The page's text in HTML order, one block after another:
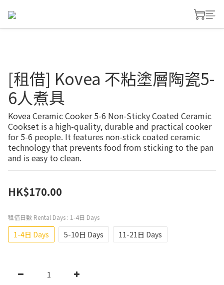
[租借] Kovea 不粘塗層陶瓷5-
6人煮具
Kovea Ceramic Cooker 5-6 Non-Sticky Coated Ceramic
Cookset is a high-quality, durable and practical cooker
for 5-6 people. It features non-stick coated ceramic
technology that prevents food from sticking to the pan
and is easy to clean.
HK$170.00
租借日數 Rental Days : 1-4日 Days
1-4日 Days 5-10日 Days 11-21日 Days